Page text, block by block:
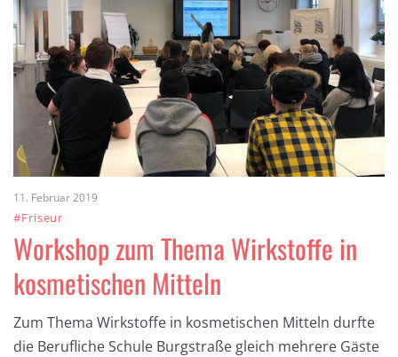
11. Februar 2019
#Friseur
Workshop zum Thema Wirkstoffe in
kosmetischen Mitteln
Zum Thema Wirkstoffe in kosmetischen Mitteln durfte
die Berufliche Schule Burgstraße gleich mehrere Gäste